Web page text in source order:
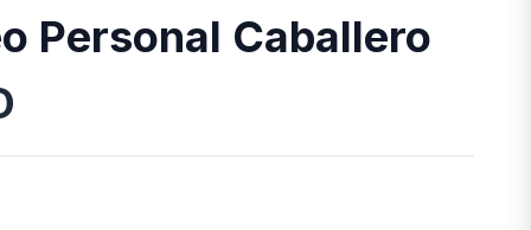
Personal Caballero